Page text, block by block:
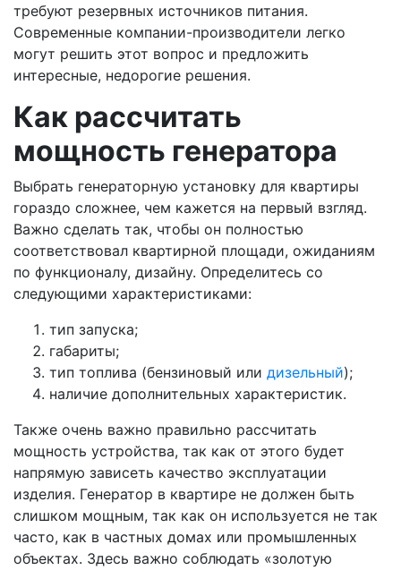
требуют резервных источников питания.
Современные компании-производители легко
могут решить этот вопрос и предложить
интересные, недорогие решения.
Как рассчитать
мощность генератора
Выбрать генераторную установку для квартиры
гораздо сложнее, чем кажется на первый взгляд.
Важно сделать так, чтобы он полностью
соответствовал квартирной площади, ожиданиям
по функционалу, дизайну. Определитесь со
следующими характеристиками:
тип запуска;
габариты;
тип топлива (бензиновый или дизельный);
наличие дополнительных характеристик.
Также очень важно правильно рассчитать
мощность устройства, так как от этого будет
напрямую зависеть качество эксплуатации
изделия. Генератор в квартире не должен быть
слишком мощным, так как он используется не так
часто, как в частных домах или промышленных
объектах. Здесь важно соблюдать «золотую